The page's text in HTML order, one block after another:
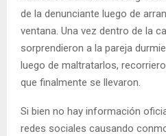
de la denunciante luego de
ventana. Una vez dentro de la
sorprendieron a la pareja
luego de maltratarlos,
que finalmente se llevaron.
Si bien no hay información
redes sociales causando